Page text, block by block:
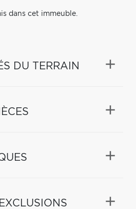
dans cet immeuble.
DU TERRAIN